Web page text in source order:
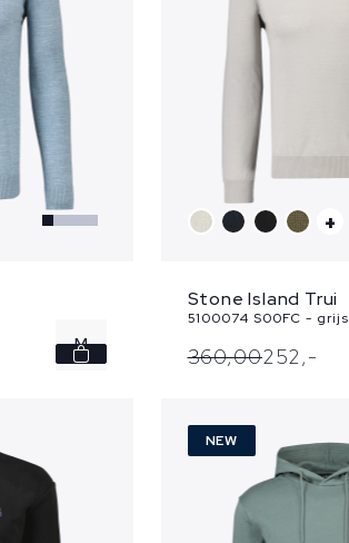
M
+
Stone Island Trui
5100074 S00FC - grijs
360,00252,-
NEW